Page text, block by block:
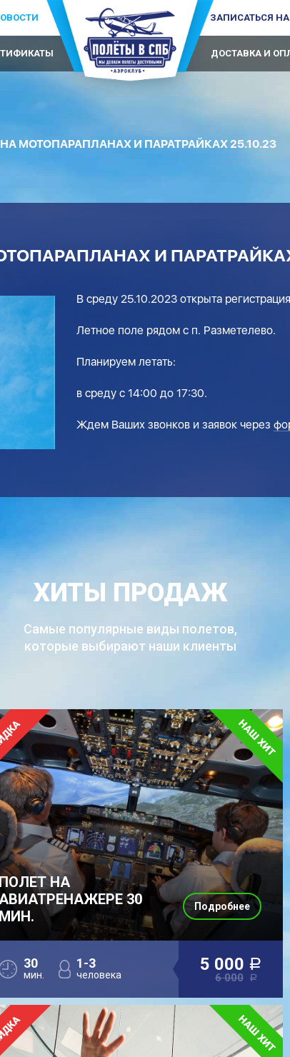
ЗАПИСАТЬСЯ
ДОСТАВКА И
МОТОПАРАПЛАНАХ И ПАРАТРАЙКАХ 25.10.23
И
В среду 25.10.2023 открыта
Летное поле рядом с п. Разметелево.
Планируем летать:
в среду с 14:00 до 17:30.
Ждем Ваших звонков и заявок через
ХИТЫ ПРОДАЖ
Самые популярные виды полетов,
которые выбирают наши клиенты
НА
30
МИН.
30
мин.
1-3
человека
5 000 a
6 000 a
Подробнее